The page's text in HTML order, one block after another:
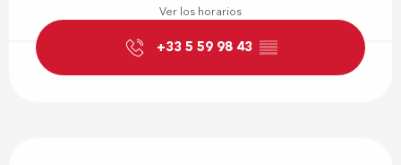
Ver los horarios
+33 5 59 98 43 ▒▒